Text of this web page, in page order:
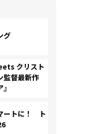
グ
クリスト
監督最新作
ートに！ ト